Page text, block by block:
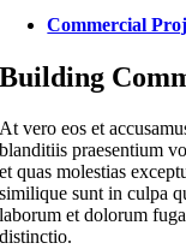
Commercial
Building
At vero eos et
blanditiis praesentium
et quas molestias
similique sunt in culpa
laborum et dolorum
distinctio.